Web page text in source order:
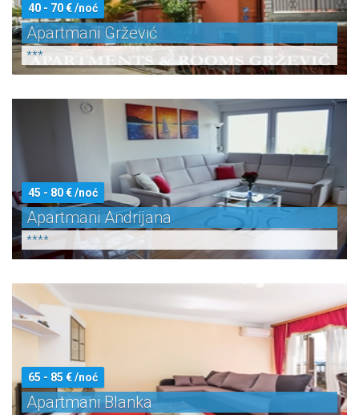
40 - 70 € /noć
Apartmani Gržević
***
45 - 80 € /noć
Apartmani Andrijana
****
65 - 85 € /noć
Apartmani Blanka